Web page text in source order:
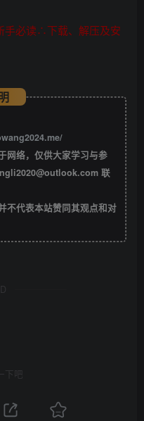
手必读∴下载、解压及安
网络，仅供大家学习与参
联
不代表本站赞同其观点和对
下吧